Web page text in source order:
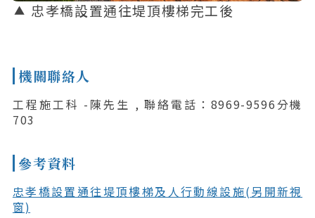
忠孝橋設置通往堤頂樓梯完工後
機關聯絡人
工程施工科 -陳先生 , 聯絡電話：8969-9596分機
703
參考資料
忠孝橋設置通往堤頂樓梯及人行動線設施(另開新視
窗)